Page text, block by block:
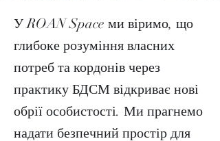
У ROAN Space ми віримо, що
глибоке розуміння власних
потреб та кордонів через
практику БДСМ відкриває нові
обрії особистості. Ми прагнемо
надати безпечний простір для